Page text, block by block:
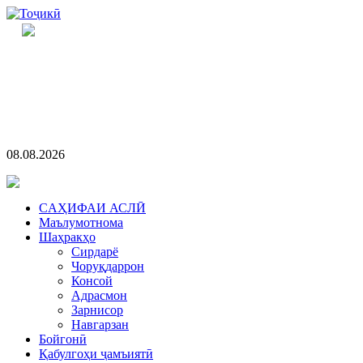
08.08.2026
CАҲИФАИ АСЛӢ
Маълумотнома
Шаҳракҳо
Сирдарё
Чоруқдаррон
Консой
Адрасмон
Зарнисор
Навгарзан
Бойгонӣ
Қабулгоҳи ҷамъиятӣ